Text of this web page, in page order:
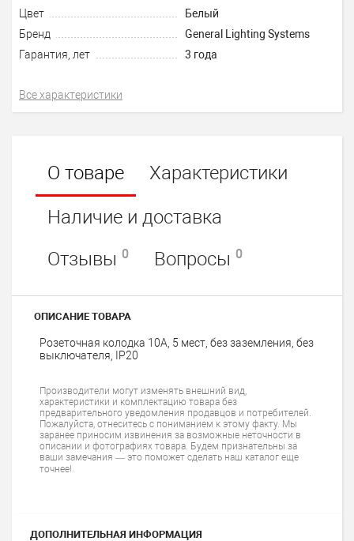
Цвет
Белый
Бренд
General Lighting Systems
Гарантия, лет
3 года
Все характеристики
О товаре
Характеристики
Наличие и доставка
Отзывы 0 Вопросы 0
ОПИСАНИЕ ТОВАРА
Розеточная колодка 10А, 5 мест, без заземления, без
выключателя, IP20
Производители могут изменять внешний вид,
характеристики и комплектацию товара без
предварительного уведомления продавцов и потребителей.
Пожалуйста, отнеситесь с пониманием к этому факту. Мы
заранее приносим извинения за возможные неточности в
описании и фотографиях товара. Будем признательны за
ваши замечания — это поможет сделать наш каталог еще
точнее!
ДОПОЛНИТЕЛЬНАЯ ИНФОРМАЦИЯ